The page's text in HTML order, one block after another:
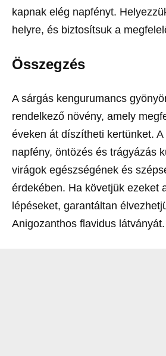
kapnak elég napfényt.
helyre, és biztosítsuk a
Összegzés
A sárgás kengurumancs
rendelkező növény, amely
éveken át díszítheti kertünket.
napfény, öntözés és trágyázás
virágok egészségének és
érdekében. Ha követjük ezeket
lépéseket, garantáltan
Anigozanthos flavidus látványát.